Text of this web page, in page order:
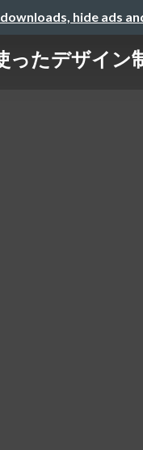
hide ads
ったデザイン